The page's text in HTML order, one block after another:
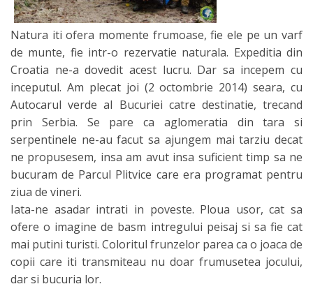
Natura iti ofera momente frumoase, fie ele pe un varf
de munte, fie intr-o rezervatie naturala. Expeditia din
Croatia ne-a dovedit acest lucru. Dar sa incepem cu
inceputul. Am plecat joi (2 octombrie 2014) seara, cu
Autocarul verde al Bucuriei catre destinatie, trecand
prin Serbia. Se pare ca aglomeratia din tara si
serpentinele ne-au facut sa ajungem mai tarziu decat
ne propusesem, insa am avut insa suficient timp sa ne
bucuram de Parcul Plitvice care era programat pentru
ziua de vineri.
Iata-ne asadar intrati in poveste. Ploua usor, cat sa
ofere o imagine de basm intregului peisaj si sa fie cat
mai putini turisti. Coloritul frunzelor parea ca o joaca de
copii care iti transmiteau nu doar frumusetea jocului,
dar si bucuria lor.